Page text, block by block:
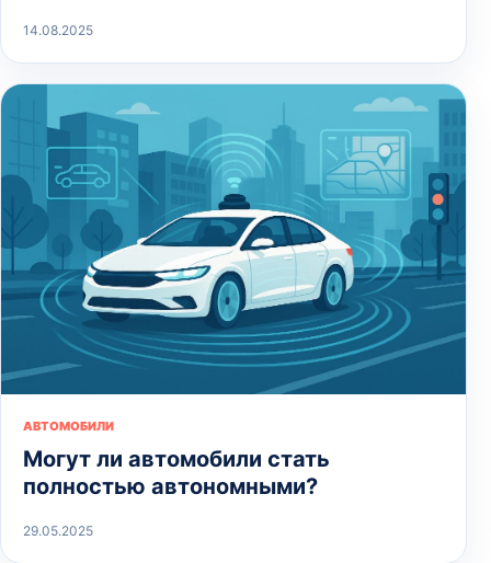
14.08.2025
АВТОМОБИЛИ
Могут ли автомобили стать
полностью автономными?
29.05.2025